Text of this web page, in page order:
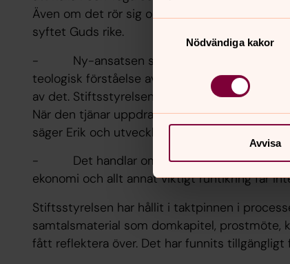
Nödvändiga kakor
Avvisa
Även om det rör sig om fyrkantiga frågor om
syftet Guds rike.
- Ny-ansatsen som finns i detta
teologisk förståelse av vad en församling är –
av det. Stiftsstyrelsens ansvar är att
När den tjänar uppdraget! Och uppdraget är
säger Erik och utvecklar:
- Det handlar om att skilja på huvudfråga
ekonomi och allt annat viktigt runtikring får
Stiftsstyrelsen har hållit i taktpinnen i
samtalsmaterial som domkapitel,
fått reflektera över. Det har funnits